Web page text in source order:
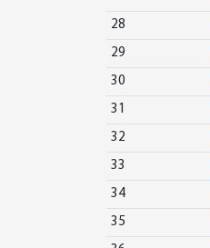
28
29
30
31
32
33
34
35